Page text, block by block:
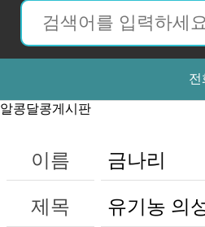
전
알콩달콩게시판
이름 금나리
제목 유기농 의